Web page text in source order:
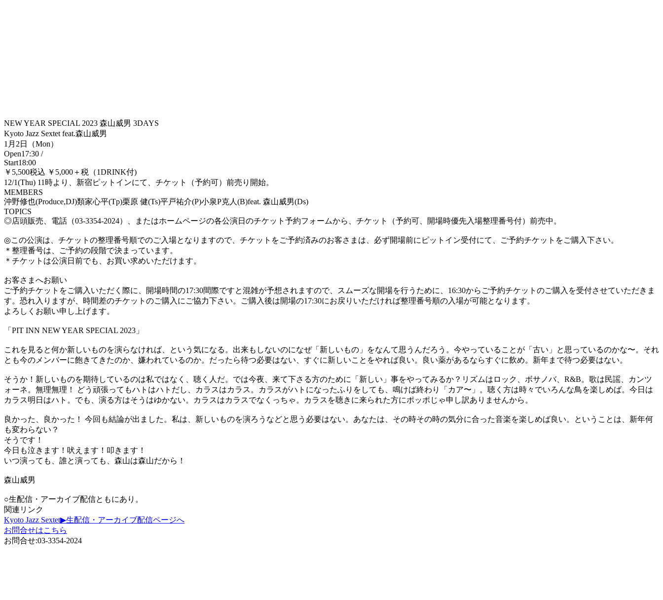
NEW YEAR SPECIAL 2023 森山威男 3DAYS
Kyoto Jazz Sextet feat.森山威男
1月2日（Mon）
Open17:30 /
Start18:00
￥5,500税込 ￥5,000＋税（1DRINK付)
12/1(Thu) 11時より、新宿ピットインにて、チケット（予約可）前売り開始。
MEMBERS
沖野修也(Produce,DJ)類家心平(Tp)栗原 健(Ts)平戸祐介(P)小泉P克人(B)feat. 森山威男(Ds)
TOPICS
◎店頭販売、電話（03-3354-2024）、またはホームページの各公演日のチケット予約フォームから、チケット（予約可、開場時優先入場整理番号付）前売中。
◎この公演は、チケットの整理番号順でのご入場となりますので、チケットをご予約済みのお客さまは、必ず開場前にピットイン受付にて、ご予約チケットをご購入下さい。
＊整理番号は、ご予約の段階で決まっています。
＊チケットは公演日前でも、お買い求めいただけます。
お客さまへお願い
ご予約チケットをご購入いただく際に、開場時間の17:30間際ですと混雑が予想されますので、スムーズな開場を行うために、16:30からご予約チケットのご購入を受付させていただきま
す。恐れ入りますが、時間差のチケットのご購入にご協力下さい。ご購入後は開場の17:30にお戻りいただければ整理番号順の入場が可能となります。
よろしくお願い申し上げます。
「PIT INN NEW YEAR SPECIAL 2023」
これを見ると何か新しいものを演らなければ、という気になる。出来もしないのになぜ「新しいもの」をなんて思うんだろう。今やっていることが「古い」と思っているのかな〜。それ
とも今のメンバーに飽きてきたのか、嫌われているのか。だったら待つ必要はない、すぐに新しいことをやれば良い。良い薬があるならすぐに飲め。新年まで待つ必要はない。
そうか！新しいものを期待しているのは私ではなく、聴く人だ。では今夜、来て下さる方のために「新しい」事をやってみるか？リズムはロック、ボサノバ、R&B。歌は民謡、カンツ
ォーネ。無理無理！ どう頑張ってもハトはハトだし、カラスはカラス。カラスがハトになったふりをしても、鳴けば終わり「カア〜」。聴く方は時々でいろんな鳥を楽しめば。今日は
カラス明日はハト。でも、演る方はそうはゆかない。カラスはカラスでなくっちゃ。カラスを聴きに来られた方にポッポじゃ申し訳ありませんから。
良かった、良かった！ 今回も結論が出ました。私は、新しいものを演ろうなどと思う必要はない。あなたは、その時その時の気分に合った音楽を楽しめば良い。ということは、新年何
も変わらない？
そうです！
今日も泣きます！吠えます！叩きます！
いつ演っても、誰と演っても、森山は森山だから！
森山威男
○生配信・アーカイブ配信ともにあり。
関連リンク
Kyoto Jazz Sextet▶生配信・アーカイブ配信ページへ
お問合せはこちら
お問合せ:03-3354-2024